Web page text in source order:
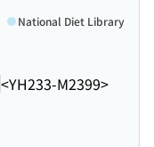
<YH233-M2399>
National Diet Library